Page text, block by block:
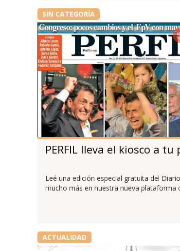
SIN CATEGORÍA
PERFIL lleva el kiosco a
Leé una edición especial gratuita del
mucho más en nuestra nueva plataforma
ACTUALIDAD